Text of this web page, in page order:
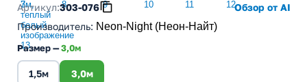
Артикул:303-076
Обзор от AI
Производитель: Neon-Night (Неон-Найт)
Размер —3,0м
1,5м 3,0м